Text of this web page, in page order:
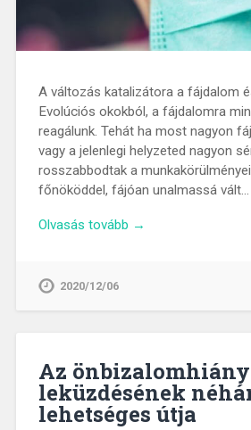
A változás katalizátora a fájdalom
Evolúciós okokból, a fájdalomra
reagálunk. Tehát ha most nagyon
vagy a jelenlegi helyzeted nagyon
rosszabbodtak a
főnököddel, fájóan unalmassá vált…
Olvasás tovább →
2020/12/06
Az önbizalomhiány
leküzdésének
lehetséges útja